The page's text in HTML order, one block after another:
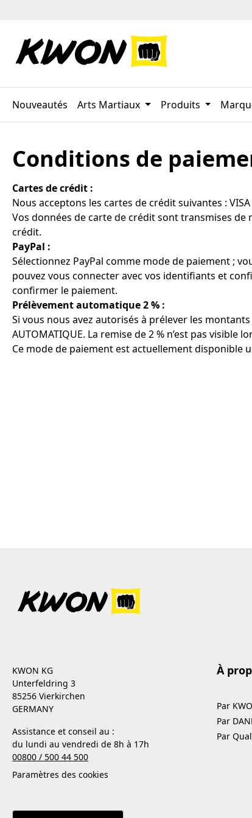
Nouveautés Arts Martiaux Produits
Conditions de
Cartes de crédit :
Nous acceptons les cartes de crédit suivantes :
Vos données de carte de crédit sont transmises de
crédit.
PayPal :
Sélectionnez PayPal comme mode de paiement ;
pouvez vous connecter avec vos identifiants et
confirmer le paiement.
Prélèvement automatique 2 % :
Si vous nous avez autorisés à prélever les
AUTOMATIQUE. La remise de 2 % n’est pas
Ce mode de paiement est actuellement disponible
KWON KG
Unterfeldring 3
85256 Vierkirchen
GERMANY
Assistance et conseil au :
du lundi au vendredi de 8h à 17h
00800 / 500 44 500
Paramètres des cookies
À
Par
Par
Par